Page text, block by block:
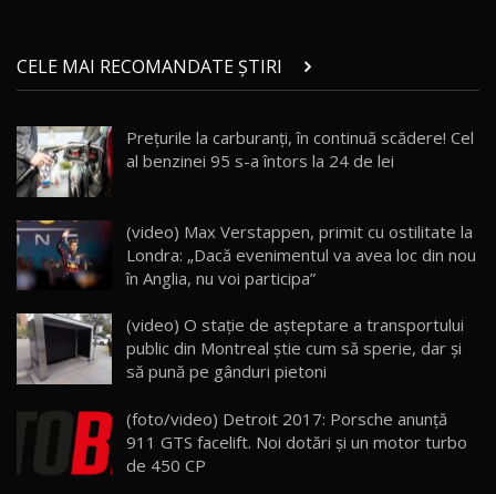
21
Micul BYD Dolphin Surf / Test Drive
AutoBlog.MD
16:59
22
Noua Mazda 6e / Test Drive AutoBlog.MD
26:59
23
Lynk & Co 01 / Test Drive AutoBlog.MD
25:19
24
ZEEKR 009: Cel mai Performant și Confortabil
Van Electric Testat în Moldova / AutoBlog.MD
26:38
mai Exclusiv și Puternic Defender Testat în
Moldova
32:21
CELE MAI RECOMANDATE ȘTIRI
Prețurile la carburanți, în continuă scădere! Cel
al benzinei 95 s-a întors la 24 de lei
(video) Max Verstappen, primit cu ostilitate la
Londra: „Dacă evenimentul va avea loc din nou
în Anglia, nu voi participa”
(video) O stație de așteptare a transportului
public din Montreal ştie cum să sperie, dar şi
să pună pe gânduri pietoni
(foto/video) Detroit 2017: Porsche anunță
911 GTS facelift. Noi dotări și un motor turbo
de 450 CP